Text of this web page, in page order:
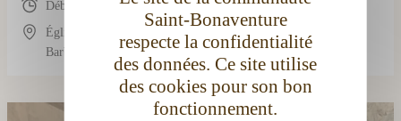
Saint-Bonaventure
respecte la confidentialité
des données. Ce site utilise
des cookies pour son bon
fonctionnement.
Début : 19:00
Église conventuelle Saint-Bonaventure, 3 Rue
Barbès, 11100 Narbonne, France